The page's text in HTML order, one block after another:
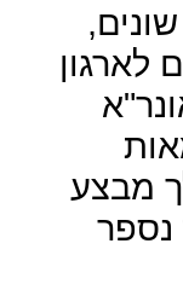
לארגון
מבצע
נספר